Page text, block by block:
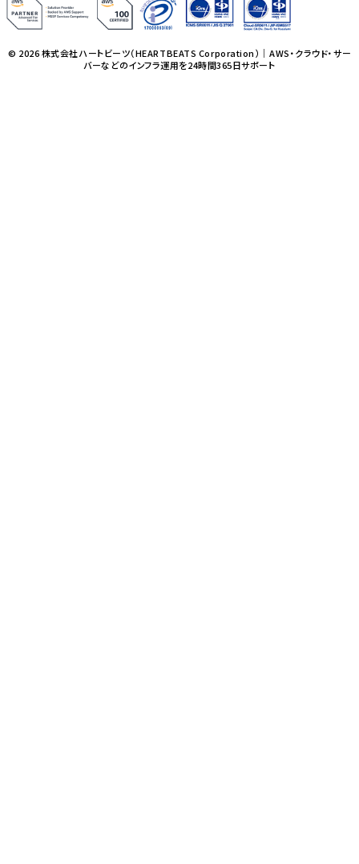
© 2026 株式会社ハートビーツ（HEARTBEATS Corporation）｜AWS・クラウド・サー
バーなどのインフラ運用を24時間365日サポート